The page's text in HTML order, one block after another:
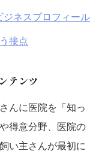
ネスプロフィール
接点
テンツ
んに医院を「知っ
得意分野、医院の
い主さんが最初に